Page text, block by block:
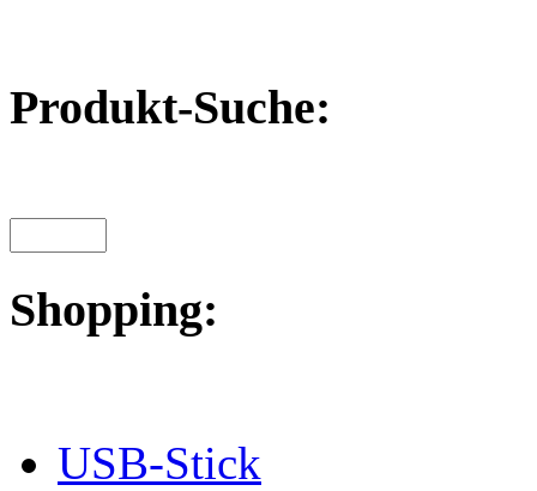
Produkt-Suche:
Shopping:
USB-Stick